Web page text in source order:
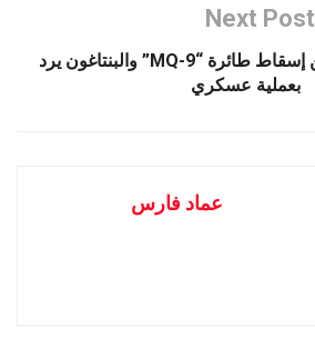
Next Post
الحرس الثوري يعلن إسقاط طائرة “MQ-9” والبنتاغون يرد
بعملية عسكري
عماد فارس